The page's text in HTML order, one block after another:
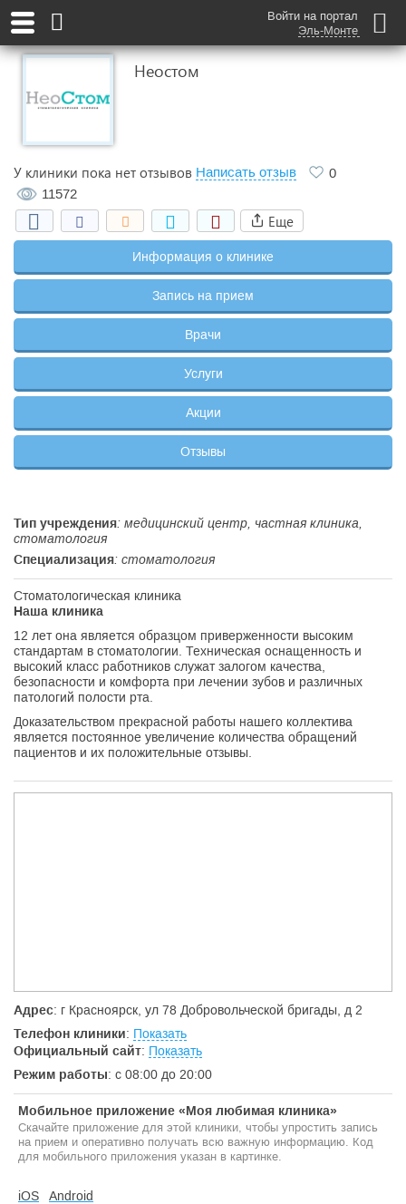
Войти на портал
Эль-Монте
Неостом
У клиники пока нет отзывов Написать отзыв
0
11572
Еще
Информация о клинике
Запись на прием
Врачи
Услуги
Акции
Отзывы
Тип учреждения: медицинский центр, частная клиника,
стоматология
Специализация: стоматология
Стоматологическая клиника
Наша клиника
12 лет она является образцом приверженности высоким
стандартам в стоматологии. Техническая оснащенность и
высокий класс работников служат залогом качества,
безопасности и комфорта при лечении зубов и различных
патологий полости рта.
Доказательством прекрасной работы нашего коллектива
является постоянное увеличение количества обращений
пациентов и их положительные отзывы.
Адрес: г Красноярск, ул 78 Добровольческой бригады, д 2
Телефон клиники: Показать
Официальный сайт: Показать
Режим работы: с 08:00 до 20:00
Мобильное приложение «Моя любимая клиника»
Скачайте приложение для этой клиники, чтобы упростить запись
на прием и оперативно получать всю важную информацию. Код
для мобильного приложения указан в картинке.
iOS Android